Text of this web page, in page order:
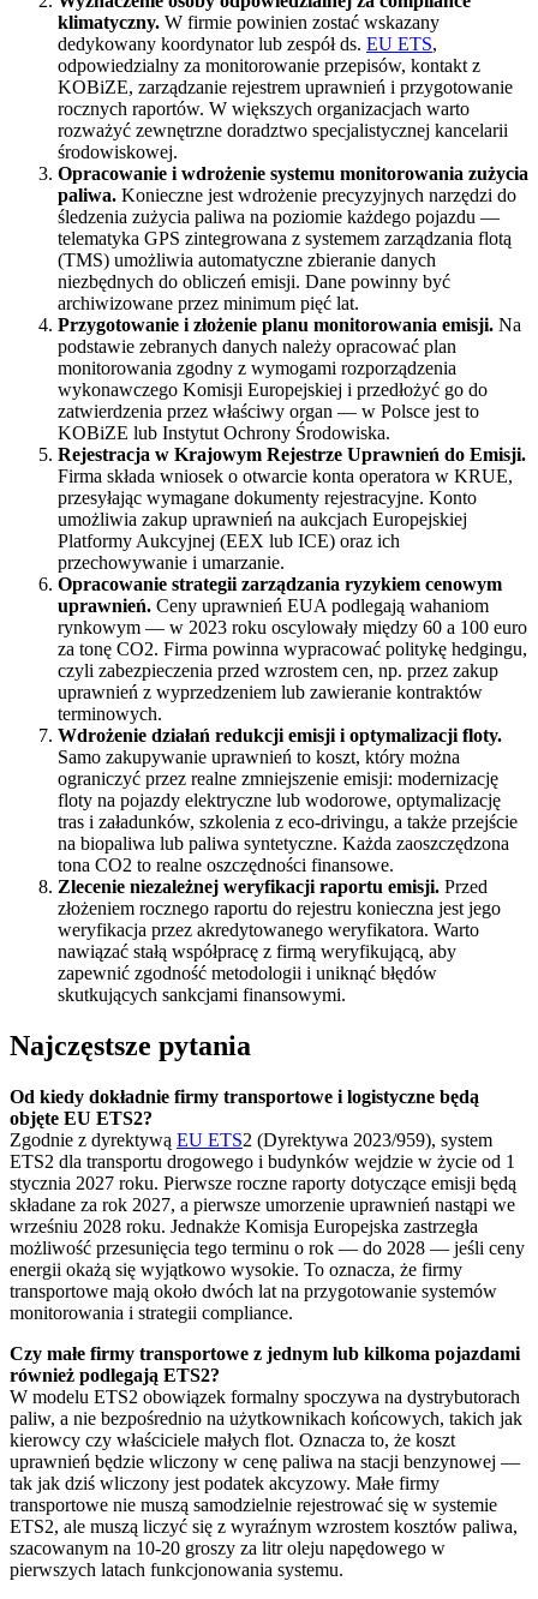
klimatyczny. W firmie powinien zostać wskazany
dedykowany koordynator lub zespół ds. EU ETS,
odpowiedzialny za monitorowanie przepisów, kontakt z
KOBiZE, zarządzanie rejestrem uprawnień i przygotowanie
rocznych raportów. W większych organizacjach warto
rozważyć zewnętrzne doradztwo specjalistycznej kancelarii
środowiskowej.
Opracowanie i wdrożenie systemu monitorowania zużycia
paliwa. Konieczne jest wdrożenie precyzyjnych narzędzi do
śledzenia zużycia paliwa na poziomie każdego pojazdu —
telematyka GPS zintegrowana z systemem zarządzania flotą
(TMS) umożliwia automatyczne zbieranie danych
niezbędnych do obliczeń emisji. Dane powinny być
archiwizowane przez minimum pięć lat.
Przygotowanie i złożenie planu monitorowania emisji. Na
podstawie zebranych danych należy opracować plan
monitorowania zgodny z wymogami rozporządzenia
wykonawczego Komisji Europejskiej i przedłożyć go do
zatwierdzenia przez właściwy organ — w Polsce jest to
KOBiZE lub Instytut Ochrony Środowiska.
Rejestracja w Krajowym Rejestrze Uprawnień do Emisji.
Firma składa wniosek o otwarcie konta operatora w KRUE,
przesyłając wymagane dokumenty rejestracyjne. Konto
umożliwia zakup uprawnień na aukcjach Europejskiej
Platformy Aukcyjnej (EEX lub ICE) oraz ich
przechowywanie i umarzanie.
Opracowanie strategii zarządzania ryzykiem cenowym
uprawnień. Ceny uprawnień EUA podlegają wahaniom
rynkowym — w 2023 roku oscylowały między 60 a 100 euro
za tonę CO2. Firma powinna wypracować politykę hedgingu,
czyli zabezpieczenia przed wzrostem cen, np. przez zakup
uprawnień z wyprzedzeniem lub zawieranie kontraktów
terminowych.
Wdrożenie działań redukcji emisji i optymalizacji floty.
Samo zakupywanie uprawnień to koszt, który można
ograniczyć przez realne zmniejszenie emisji: modernizację
floty na pojazdy elektryczne lub wodorowe, optymalizację
tras i załadunków, szkolenia z eco-drivingu, a także przejście
na biopaliwa lub paliwa syntetyczne. Każda zaoszczędzona
tona CO2 to realne oszczędności finansowe.
Zlecenie niezależnej weryfikacji raportu emisji. Przed
złożeniem rocznego raportu do rejestru konieczna jest jego
weryfikacja przez akredytowanego weryfikatora. Warto
nawiązać stałą współpracę z firmą weryfikującą, aby
zapewnić zgodność metodologii i uniknąć błędów
skutkujących sankcjami finansowymi.
Najczęstsze pytania
Od kiedy dokładnie firmy transportowe i logistyczne będą
objęte EU ETS2?
Zgodnie z dyrektywą EU ETS2 (Dyrektywa 2023/959), system
ETS2 dla transportu drogowego i budynków wejdzie w życie od 1
stycznia 2027 roku. Pierwsze roczne raporty dotyczące emisji będą
składane za rok 2027, a pierwsze umorzenie uprawnień nastąpi we
wrześniu 2028 roku. Jednakże Komisja Europejska zastrzegła
możliwość przesunięcia tego terminu o rok — do 2028 — jeśli ceny
energii okażą się wyjątkowo wysokie. To oznacza, że firmy
transportowe mają około dwóch lat na przygotowanie systemów
monitorowania i strategii compliance.
Czy małe firmy transportowe z jednym lub kilkoma pojazdami
również podlegają ETS2?
W modelu ETS2 obowiązek formalny spoczywa na dystrybutorach
paliw, a nie bezpośrednio na użytkownikach końcowych, takich jak
kierowcy czy właściciele małych flot. Oznacza to, że koszt
uprawnień będzie wliczony w cenę paliwa na stacji benzynowej —
tak jak dziś wliczony jest podatek akcyzowy. Małe firmy
transportowe nie muszą samodzielnie rejestrować się w systemie
ETS2, ale muszą liczyć się z wyraźnym wzrostem kosztów paliwa,
szacowanym na 10-20 groszy za litr oleju napędowego w
pierwszych latach funkcjonowania systemu.